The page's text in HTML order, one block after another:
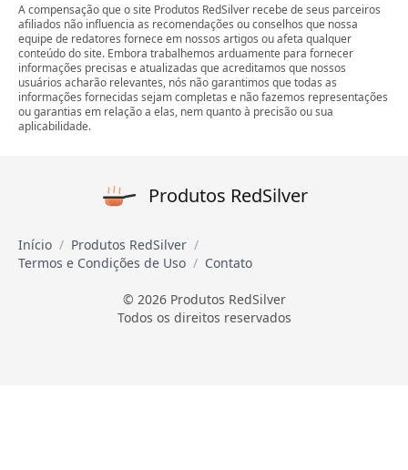
A compensação que o site Produtos RedSilver recebe de seus parceiros
afiliados não influencia as recomendações ou conselhos que nossa
equipe de redatores fornece em nossos artigos ou afeta qualquer
conteúdo do site. Embora trabalhemos arduamente para fornecer
informações precisas e atualizadas que acreditamos que nossos
usuários acharão relevantes, nós não garantimos que todas as
informações fornecidas sejam completas e não fazemos representações
ou garantias em relação a elas, nem quanto à precisão ou sua
aplicabilidade.
Produtos RedSilver
Início
Produtos RedSilver
Termos e Condições de Uso
Contato
© 2026 Produtos RedSilver
Todos os direitos reservados